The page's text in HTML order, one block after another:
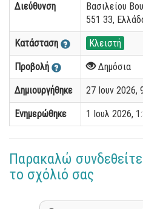
Διεύθυνση
Βασιλείου
551 33,
Κατάσταση Κλειστή
Προβολή Δημόσια
Δημιουργήθηκε 27 Ιουν 2026,
Ενημερώθηκε 1 Ιουλ 2026,
Παρακαλώ
το σχόλιό σας